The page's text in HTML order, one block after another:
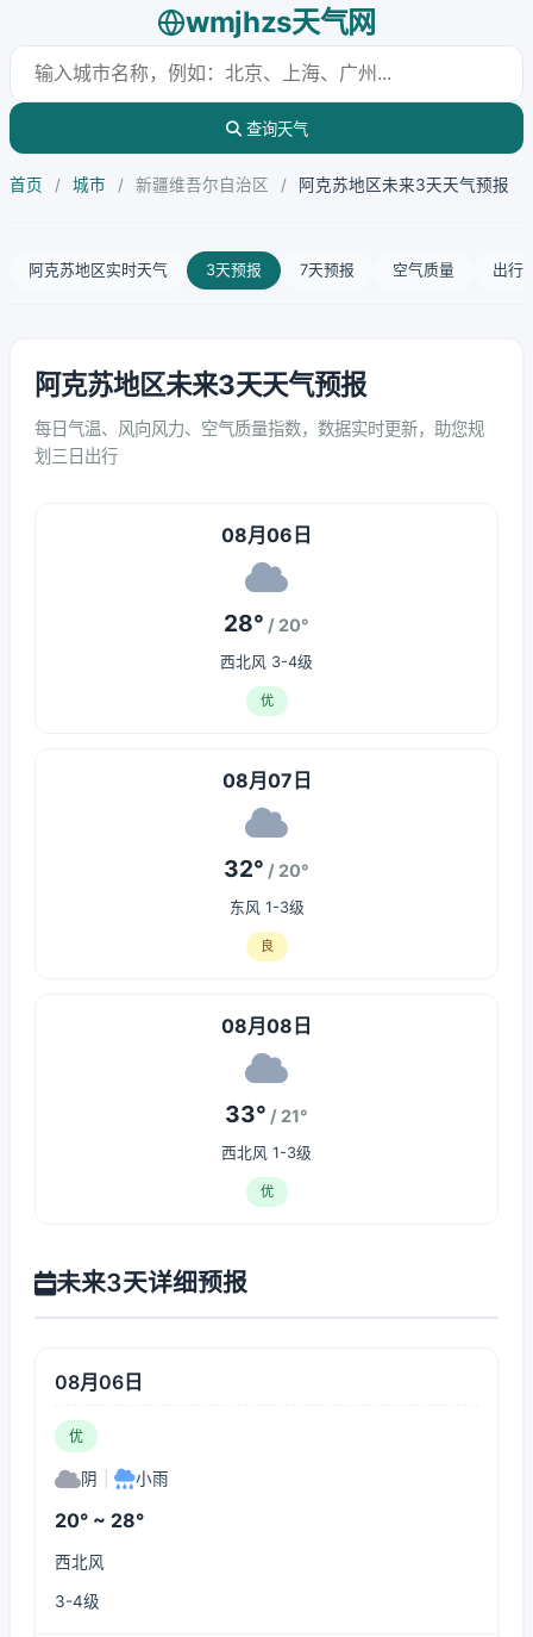
wmjhzs天气网
查询天气
首页 / 城市 / 新疆维吾尔自治区 / 阿克苏地区未来3天天气预报
阿克苏地区实时天气 3天预报 7天预报 空气质量 出行
阿克苏地区未来3天天气预报
每日气温、风向风力、空气质量指数，数据实时更新，助您规
划三日出行
08月06日
28° / 20°
西北风 3-4级
优
08月07日
32° / 20°
东风 1-3级
良
08月08日
33° / 21°
西北风 1-3级
优
未来3天详细预报
08月06日
优
阴 小雨
20° ~ 28°
西北风
3-4级